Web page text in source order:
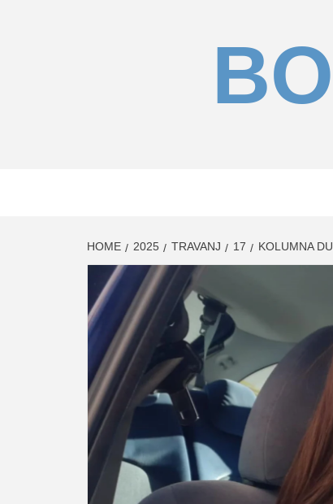
HOME 2025 TRAVANJ 17 KOLUMNA